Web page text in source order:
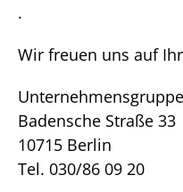
.
Wir freuen uns auf
Badensche Straße 33
10715 Berlin
Tel. 030/86 09 20